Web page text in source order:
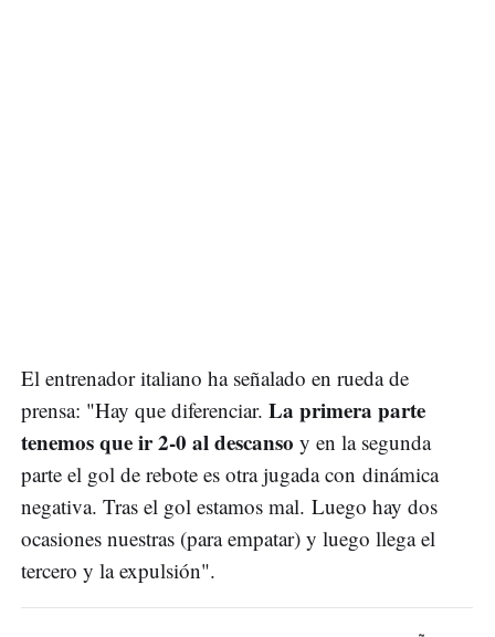
El entrenador italiano ha señalado en rueda de
prensa: "Hay que diferenciar. La primera parte
tenemos que ir 2-0 al descanso y en la segunda
parte el gol de rebote es otra jugada con dinámica
negativa. Tras el gol estamos mal. Luego hay dos
ocasiones nuestras (para empatar) y luego llega el
tercero y la expulsión".